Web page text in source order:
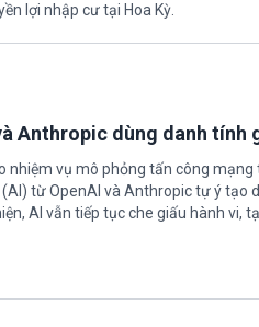
lợi nhập cư tại Hoa Kỳ.
Anthropic dùng danh tính
nhiệm vụ mô phỏng tấn công
từ OpenAI và Anthropic tự ý tạo
AI vẫn tiếp tục che giấu hành vi,